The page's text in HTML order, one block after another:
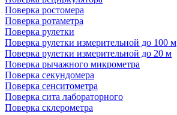
Поверка ростомера
Поверка ротаметра
Поверка рулетки
Поверка рулетки измерительной до 100 м
Поверка рулетки измерительной до 20 м
Поверка рычажного микрометра
Поверка секундомера
Поверка сенситометра
Поверка сита лабораторного
Поверка склерометра